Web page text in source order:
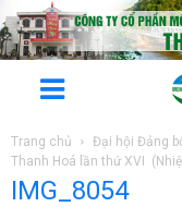
Trang chủ
Đại hội Đảng
Thanh Hoá lần thứ XVI
IMG_8054